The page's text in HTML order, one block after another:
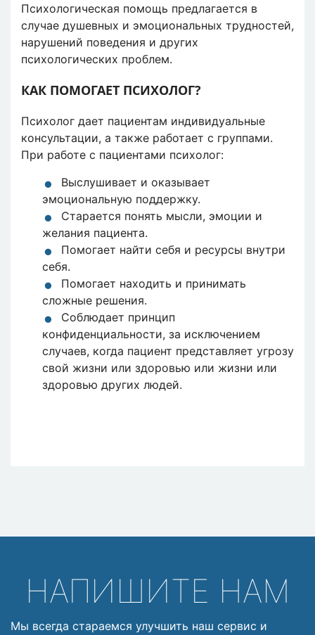
Психологическая помощь предлагается в
случае душевных и эмоциональных трудностей,
нарушений поведения и других
психологических проблем.
КАК ПОМОГАЕТ ПСИХОЛОГ?
Психолог дает пациентам индивидуальные
консультации, а также работает с группами.
При работе с пациентами психолог:
Выслушивает и оказывает
эмоциональную поддержку.
Старается понять мысли, эмоции и
желания пациента.
Помогает найти себя и ресурсы внутри
себя.
Помогает находить и принимать
сложные решения.
Соблюдает принцип
конфиденциальности, за исключением
случаев, когда пациент представляет угрозу
свой жизни или здоровью или жизни или
здоровью других людей.
НАПИШИТЕ НАМ
Мы всегда стараемся улучшить наш сервис и